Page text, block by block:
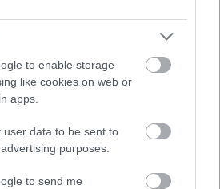
to enable storage
like cookies on web or
apps.
user data to be sent to
purposes.
to send me